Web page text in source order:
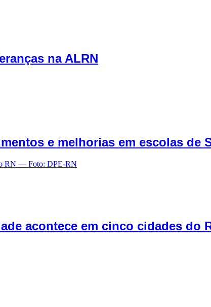
na ALRN
e melhorias em escolas de
acontece em cinco cidades do